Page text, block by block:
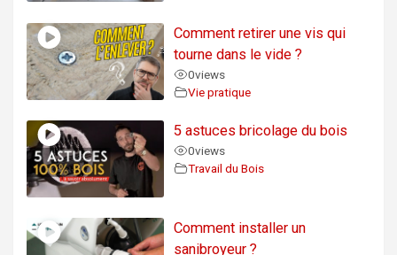
Comment retirer une vis qui
tourne dans le vide ?
0views
Vie pratique
5 astuces bricolage du bois
0views
Travail du Bois
Comment installer un
sanibroyeur ?